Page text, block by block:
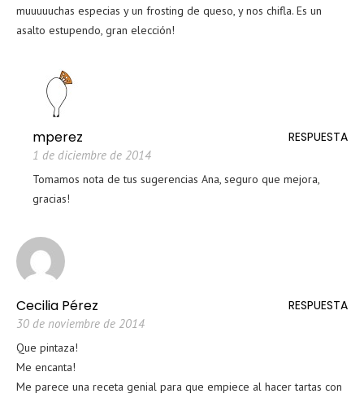
muuuuuchas especias y un frosting de queso, y nos chifla. Es un
asalto estupendo, gran elección!
RESPUESTA
mperez
1 de diciembre de 2014
Tomamos nota de tus sugerencias Ana, seguro que mejora,
gracias!
RESPUESTA
Cecilia Pérez
30 de noviembre de 2014
Que pintaza!
Me encanta!
Me parece una receta genial para que empiece al hacer tartas con